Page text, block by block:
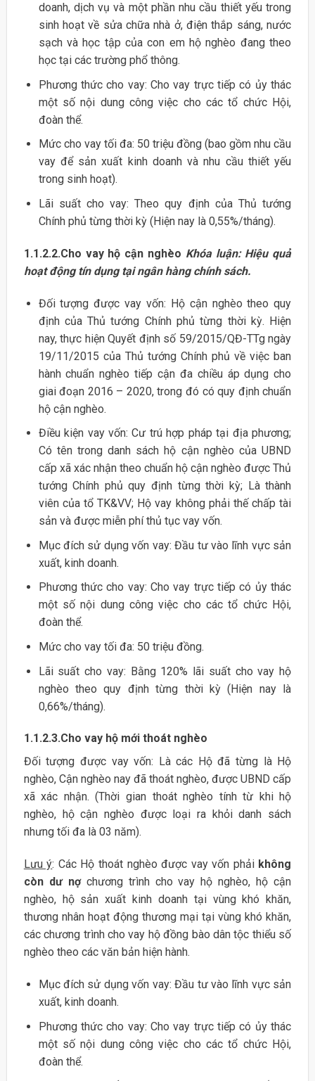
doanh, dịch vụ và một phần nhu cầu thiết yếu trong
sinh hoạt về sửa chữa nhà ở, điện thắp sáng, nước
sạch và học tập của con em hộ nghèo đang theo
học tại các trường phổ thông.
Phương thức cho vay: Cho vay trực tiếp có ủy thác
một số nội dung công việc cho các tổ chức Hội,
đoàn thể.
Mức cho vay tối đa: 50 triệu đồng (bao gồm nhu cầu
vay để sản xuất kinh doanh và nhu cầu thiết yếu
trong sinh hoạt).
Lãi suất cho vay: Theo quy định của Thủ tướng
Chính phủ từng thời kỳ (Hiện nay là 0,55%/tháng).
1.1.2.2.Cho vay hộ cận nghèo Khóa luận: Hiệu quả
hoạt động tín dụng tại ngân hàng chính sách.
Đối tượng được vay vốn: Hộ cận nghèo theo quy
định của Thủ tướng Chính phủ từng thời kỳ. Hiện
nay, thực hiện Quyết định số 59/2015/QĐ-TTg ngày
19/11/2015 của Thủ tướng Chính phủ về việc ban
hành chuẩn nghèo tiếp cận đa chiều áp dụng cho
giai đoạn 2016 – 2020, trong đó có quy định chuẩn
hộ cận nghèo.
Điều kiện vay vốn: Cư trú hợp pháp tại địa phương;
Có tên trong danh sách hộ cận nghèo của UBND
cấp xã xác nhận theo chuẩn hộ cận nghèo được Thủ
tướng Chính phủ quy định từng thời kỳ; Là thành
viên của tổ TK&VV; Hộ vay không phải thế chấp tài
sản và được miễn phí thủ tục vay vốn.
Mục đích sử dụng vốn vay: Đầu tư vào lĩnh vực sản
xuất, kinh doanh.
Phương thức cho vay: Cho vay trực tiếp có ủy thác
một số nội dung công việc cho các tổ chức Hội,
đoàn thể.
Mức cho vay tối đa: 50 triệu đồng.
Lãi suất cho vay: Bằng 120% lãi suất cho vay hộ
nghèo theo quy định từng thời kỳ (Hiện nay là
0,66%/tháng).
1.1.2.3.Cho vay hộ mới thoát nghèo
Đối tượng được vay vốn: Là các Hộ đã từng là Hộ
nghèo, Cận nghèo nay đã thoát nghèo, được UBND cấp
xã xác nhận. (Thời gian thoát nghèo tính từ khi hộ
nghèo, hộ cận nghèo được loại ra khỏi danh sách
nhưng tối đa là 03 năm).
Lưu ý: Các Hộ thoát nghèo được vay vốn phải không
còn dư nợchương trình cho vay hộ nghèo, hộ cận
nghèo, hộ sản xuất kinh doanh tại vùng khó khăn,
thương nhân hoạt động thương mại tại vùng khó khăn,
các chương trình cho vay hộ đồng bào dân tộc thiểu số
nghèo theo các văn bản hiện hành.
Mục đích sử dụng vốn vay: Đầu tư vào lĩnh vực sản
xuất, kinh doanh.
Phương thức cho vay: Cho vay trực tiếp có ủy thác
một số nội dung công việc cho các tổ chức Hội,
đoàn thể.